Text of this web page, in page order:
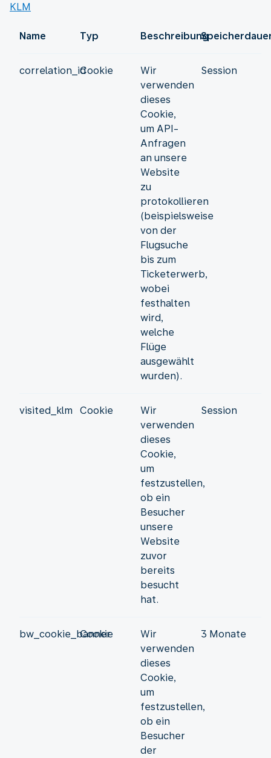
KLM
Name Typ Beschreibung
correlation_idCookie
Wir
verwenden
dieses
Cookie,
um API-
Anfragen
an unsere
Website
zu
protokollieren
(beispielsweise
von der
Flugsuche
bis zum
Ticketerwerb,
wobei
festhalten
wird,
welche
Flüge
ausgewählt
wurden).
Session
visited_klm Cookie
Wir
verwenden
dieses
Cookie,
um
festzustellen,
ob ein
Besucher
unsere
Website
zuvor
bereits
besucht
hat.
Session
bw_cookie_banner
Cookie
Wir
verwenden
dieses
Cookie,
um
festzustellen,
ob ein
Besucher
der
3 Monate